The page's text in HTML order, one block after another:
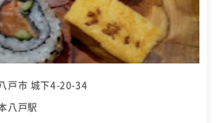
戸市 城下4-20-34
八戸駅